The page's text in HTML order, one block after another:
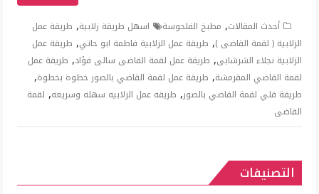
أحدث المقالات, مطبخ الفلحوسة اسهل طريقة زلابية, طريقة عمل
الزلابية ( لقمة القاضى ), طريقة عمل الزلابية فاطمة ابو حاتي, طريقة عمل
الزلابية نجلاء الشرشابى, طريقة عمل لقمة القاضى سالى فؤاد, طريقة عمل
لقمة القاضي المقرمشة, طريقة عمل لقمة القاضي بالصور خطوة بخطوة,
طريقة قلي لقمة القاضي بالصور, طريقه عمل الزلابيه سهله وسريعه, لقمة
القاضى
التصنيفات